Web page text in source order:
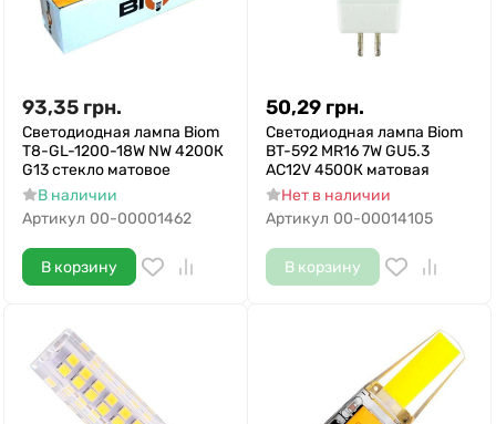
93,35 грн.
Светодиодная лампа Biom
T8-GL-1200-18W NW 4200К
G13 стекло матовое
В наличии
Артикул 00-00001462
В корзину
50,29 грн.
Светодиодная лампа Biom
BT-592 MR16 7W GU5.3
AC12V 4500К матовая
Нет в наличии
Артикул 00-00014105
В корзину